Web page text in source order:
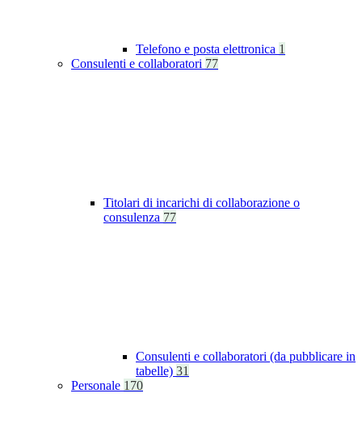
Telefono e posta elettronica 1
Consulenti e collaboratori 77
Titolari di incarichi di collaborazione o
consulenza 77
Consulenti e collaboratori (da pubblicare in
tabelle) 31
Personale 170